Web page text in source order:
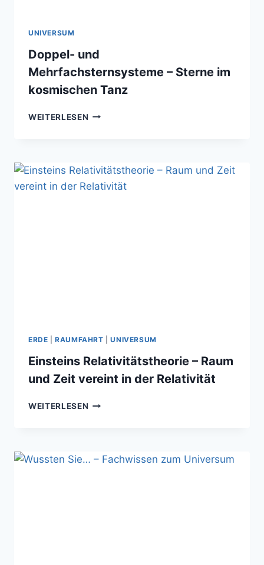
UNIVERSUM
Doppel- und
Mehrfachsternsysteme – Sterne im
kosmischen Tanz
WEITERLESEN DOPPEL-
IM
KOSMISCHEN
ERDE |RAUMFAHRT |UNIVERSUM
Einsteins Relativitätstheorie – Raum
und Zeit vereint in der Relativität
WEITERLESEN EINSTEINS
ZEIT